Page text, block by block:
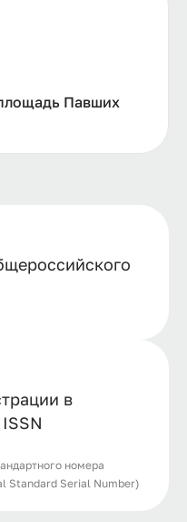
Павших
в
номера
Standard Serial Number)